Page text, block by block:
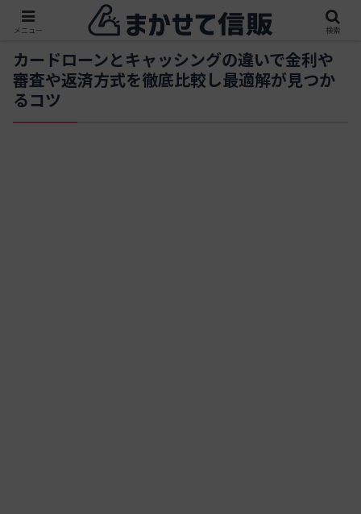
カードローンとキャッシングの違いで金利や
審査や返済方式を徹底比較し最適解が見つか
るコツ
メニュー 検索